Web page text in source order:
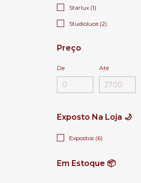
Starlux (1)
Studioluce (2)
Preço
De Até
Exposto Na Loja 🌙
Expostos (6)
Em Estoque 📦